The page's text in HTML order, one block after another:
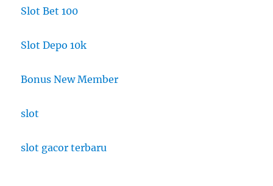
Slot Bet 100
Slot Depo 10k
Bonus New Member
slot
slot gacor terbaru